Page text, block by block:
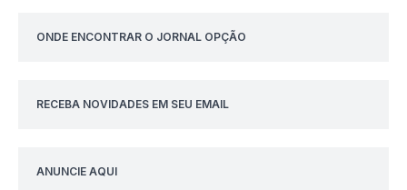
ONDE ENCONTRAR O JORNAL OPÇÃO
RECEBA NOVIDADES EM SEU EMAIL
ANUNCIE AQUI